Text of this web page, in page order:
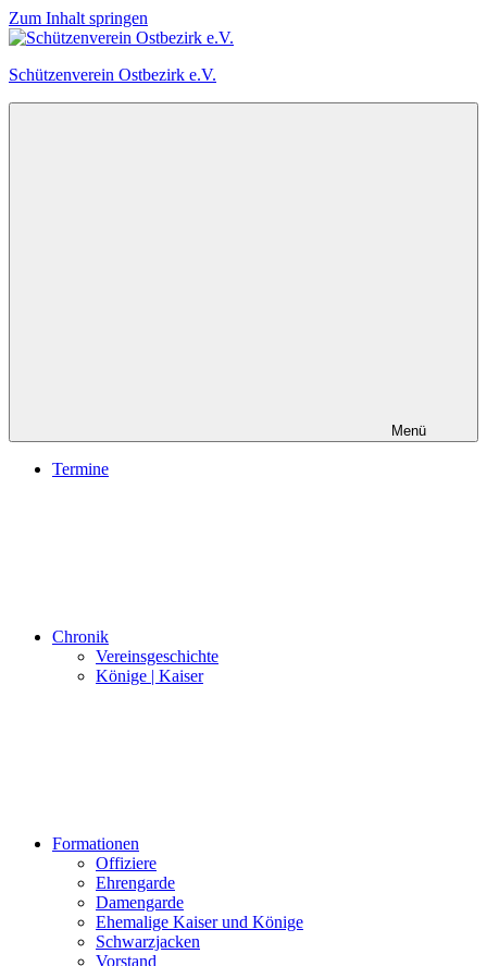
Zum Inhalt springen
Schützenverein Ostbezirk e.V.
Menü
Termine
Chronik
Vereinsgeschichte
Könige | Kaiser
Formationen
Offiziere
Ehrengarde
Damengarde
Ehemalige Kaiser und Könige
Schwarzjacken
Vorstand